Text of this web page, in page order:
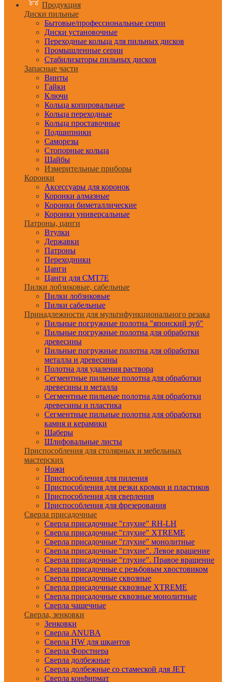
Продукция
Диски пильные
Бытовые/профессиональные серии
Диски установочные
Переходные кольца для пильных дисков
Промышленные серии
Стабилизаторы пильных дисков
Запасные части
Винты
Гайки
Ключи
Кольца копировальные
Кольца переходные
Кольца проставочные
Подшипники
Саморезы
Стопорные кольца
Шайбы
Измерительные приборы
Коронки
Аксессуары для коронок
Коронки алмазные
Коронки биметаллические
Коронки универсальные
Патроны, цанги
Втулки
Державки
Патроны
Переходники
Цанги
Цанги для CMT7E
Пилки лобзиковые, сабельные
Пилки лобзиковые
Пилки сабельные
Принадлежности для мультифункционального резака
Пильные погружные полотна "японский зуб"
Пильные погружные полотна для обработки
древесины
Пильные погружные полотна для обработки
металла и древесины
Полотна для удаления раствора
Сегментные пильные полотна для обработки
древесины и металла
Сегментные пильные полотна для обработки
древесины и пластика
Сегментные пильные полотна для обработки
камня и керамики
Шаберы
Шлифовальные листы
Приспособления для столярных и мебельных
мастерских
Ножи
Приспособления для пиления
Приспособления для резки кромки и пластиков
Приспособления для сверления
Приспособления для фрезерования
Сверла присадочные
Сверла присадочные "глухие" RH-LH
Сверла присадочные "глухие" XTREME
Сверла присадочные "глухие" монолитные
Сверла присадочные "глухие". Левое вращение
Сверла присадочные "глухие". Правое вращение
Сверла присадочные с резьбовым хвостовиком
Сверла присадочные сквозные
Сверла присадочные сквозные XTREME
Сверла присадочные сквозные монолитные
Сверла чашечные
Сверла, зенковки
Зенковки
Сверла ANUBA
Сверла HW для шкантов
Сверла Форстнера
Сверла долбежные
Сверла долбежные со стамеской для JET
Сверла конфирмат